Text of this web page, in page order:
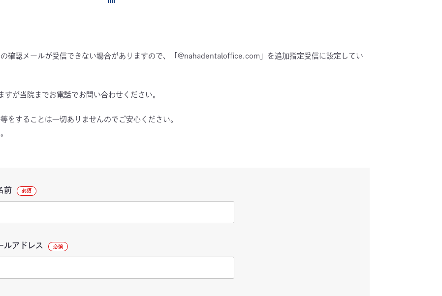
確認メールが受信できない場合がありますので、「@nahadentaloffice.com」を追加指定受信に設定してい
が当院までお電話でお問い合わせください。
をすることは一切ありませんのでご安心ください。
前 必須
ルアドレス 必須